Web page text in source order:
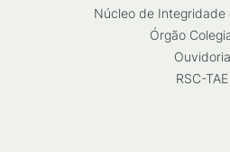
Núcleo de Integridade
Órgão
Ouvidoria
RSC-TAE